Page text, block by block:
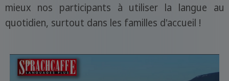
mieux nos participants à utiliser la langue au
quotidien, surtout dans les familles d'accueil !